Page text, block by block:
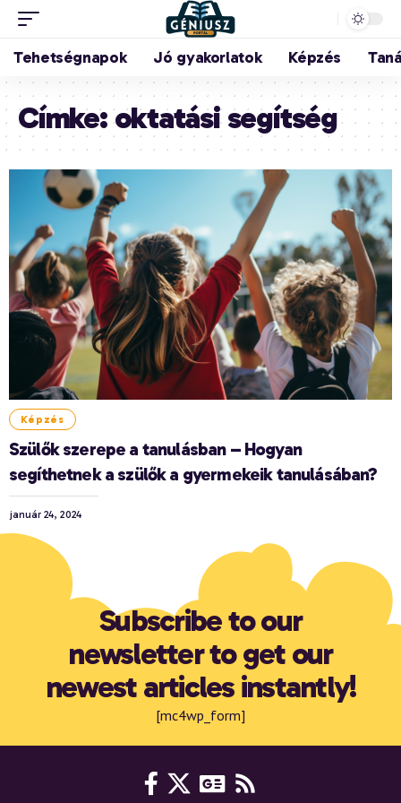
Tehetségnapok Jó gyakorlatok Képzés
Címke:oktatási segítség
Képzés
Szülők szerepe a tanulásban – Hogyan
segíthetnek a szülők a gyermekeik tanulásában?
január 24, 2024
Subscribe to our
newsletter to get our
newest articles instantly!
[mc4wp_form]